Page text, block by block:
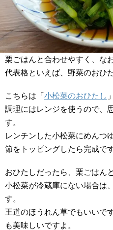
栗ごはんと合わせやすく、な
代表格といえば、野菜のおひ
こちらは「 小松菜のおひたし
調理にはレンジを使うので、
す。
レンチンした小松菜にめんつ
節をトッピングしたら完成です
おひたしだったら、栗ごはん
小松菜が冷蔵庫にない場合は
す。
王道のほうれん草でもいいで
も美味しいですよ。